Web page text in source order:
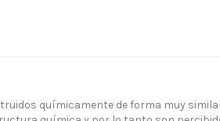
químicamente de forma muy